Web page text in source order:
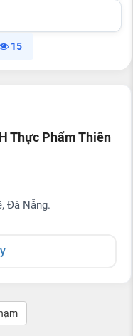
15
Thực Phẩm Thiên
Đà Nẵng.
(0)